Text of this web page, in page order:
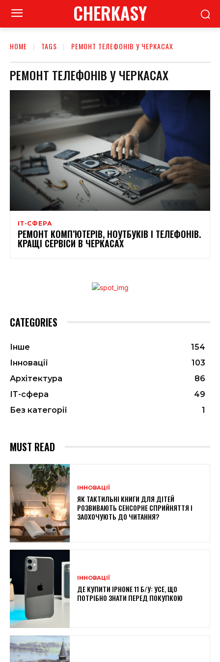
CHERKASY
HOME TAGS РЕМОНТ ТЕЛЕФОНІВ У ЧЕРКАСАХ
РЕМОНТ ТЕЛЕФОНІВ У ЧЕРКАСАХ
ІТ-СФЕРА
РЕМОНТ КОМП’ЮТЕРІВ, НОУТБУКІВ І ТЕЛЕФОНІВ.
КРАЩІ СЕРВІСИ В ЧЕРКАСАХ
CATEGORIES
Інше
154
Інновації
103
Архітектура
86
ІТ-сфера
49
Без категорії
1
MUST READ
ІННОВАЦІЇ
ЯК ТАКТИЛЬНІ КНИГИ ДЛЯ ДІТЕЙ
РОЗВИВАЮТЬ СЕНСОРНЕ СПРИЙНЯТТЯ І
ЗАОХОЧУЮТЬ ДО ЧИТАННЯ?
ІННОВАЦІЇ
ДЕ КУПИТИ IPHONE 11 Б/У: УСЕ, ЩО
ПОТРІБНО ЗНАТИ ПЕРЕД ПОКУПКОЮ